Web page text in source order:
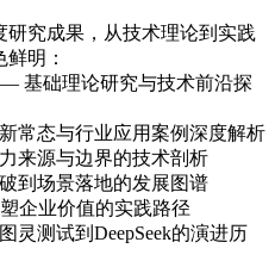
究成果，从技术理论到实践
明：
基础理论研究与技术前沿探
常态与行业应用案例深度解析
来源与边界的技术剖析
到场景落地的发展图谱
企业价值的实践路径
测试到DeepSeek的演进历